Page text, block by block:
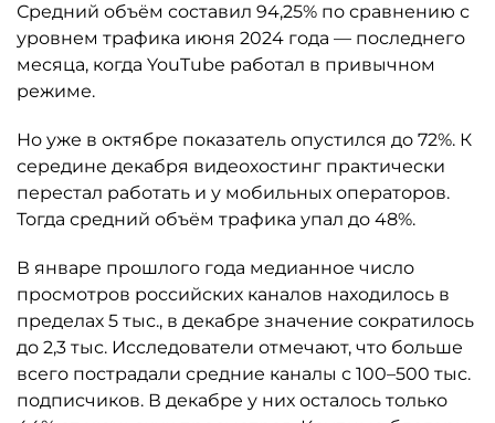
Средний объём составил 94,25% по сравнению с
уровнем трафика июня 2024 года — последнего
месяца, когда YouTube работал в привычном
режиме.
Но уже в октябре показатель опустился до 72%. К
середине декабря видеохостинг практически
перестал работать и у мобильных операторов.
Тогда средний объём трафика упал до 48%.
В январе прошлого года медианное число
просмотров российских каналов находилось в
пределах 5 тыс., в декабре значение сократилось
до 2,3 тыс. Исследователи отмечают, что больше
всего пострадали средние каналы с 100–500 тыс.
подписчиков. В декабре у них осталось только